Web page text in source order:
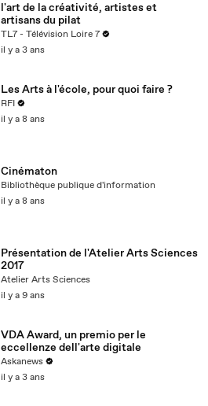
l'art de la créativité, artistes et
artisans du pilat
TL7 - Télévision Loire 7
il y a 3 ans
Les Arts à l'école, pour quoi faire ?
RFI
il y a 8 ans
Cinématon
Bibliothèque publique d'information
il y a 8 ans
Présentation de l'Atelier Arts Sciences
2017
Atelier Arts Sciences
il y a 9 ans
VDA Award, un premio per le
eccellenze dell'arte digitale
Askanews
il y a 3 ans